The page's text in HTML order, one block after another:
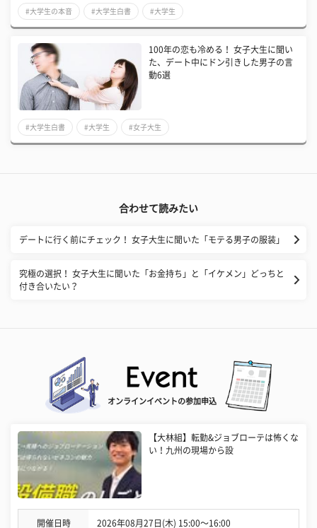
#大学生の本音 #大学生白書 #大学生
100年の恋も冷める！ 女子大生に聞い
た、デート中にドン引きした男子の言
動6選
#大学生白書 #大学生 #女子大生
合わせて読みたい
デートに行く前にチェック！ 女子大生に聞いた「モテる男子の服装」
究極の選択！ 女子大生に聞いた「お金持ち」と「イケメン」どっちと
付き合いたい？
オンラインイベントの参加申込
【大林組】転勤&ジョブローテは怖くな
い！九州の現場から設
開催日時 2026年08月27日(木) 15:00〜16:00